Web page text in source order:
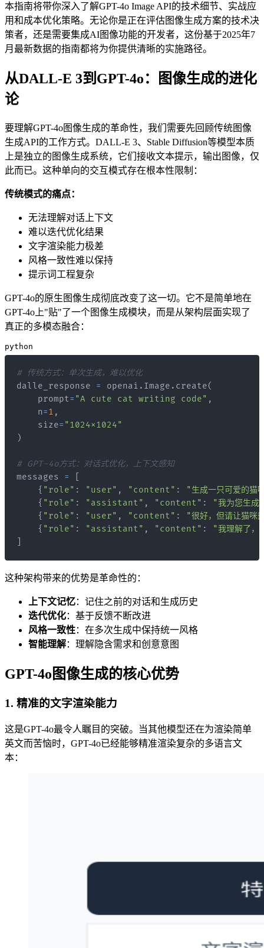
本指南将带你深入了解GPT-4o Image API的技术细节、实战应
用和成本优化策略。无论你是正在评估图像生成方案的技术决
策者，还是需要集成AI图像功能的开发者，这份基于2025年7
月最新数据的指南都将为你提供清晰的实施路径。
从DALL-E 3到GPT-4o：图像生成的进化
论
要理解GPT-4o图像生成的革命性，我们需要先回顾传统图像
生成API的工作方式。DALL-E 3、Stable Diffusion等模型本质
上是独立的图像生成系统，它们接收文本提示，输出图像，仅
此而已。这种单向的交互模式存在根本性限制：
传统模式的痛点：
无法理解对话上下文
难以迭代优化结果
文字渲染能力极差
风格一致性难以保持
提示词工程复杂
GPT-4o的原生图像生成彻底改变了这一切。它不是简单地在
GPT-4o上"贴"了一个图像生成模块，而是从架构层面实现了
真正的多模态融合：
python
# 传统方式：单次生成，难以优化
dalle_response = openai . Image . create(
    prompt
= "A cute cat writing code" ,
    n
=1 ,
    size
= "1024x1024"
)
# GPT-4o方式：对话式优化，上下文感知
messages =
{ "role" : "user" , "content" :
"生成一只可爱的猫
{ "role" : "assistant" , "content" :
"我为您生
{ "role" : "user" , "content" :
"很好，但请让猫咪
{ "role" : "assistant" , "content" :
"我理解了
这种架构带来的优势是革命性的：
上下文记忆：记住之前的对话和生成历史
迭代优化：基于反馈不断改进
风格一致性：在多次生成中保持统一风格
智能理解：理解隐含需求和创意意图
GPT-4o图像生成的核心优势
1. 精准的文字渲染能力
这是GPT-4o最令人瞩目的突破。当其他模型还在为渲染简单
英文而苦恼时，GPT-4o已经能够精准渲染复杂的多语言文
本：